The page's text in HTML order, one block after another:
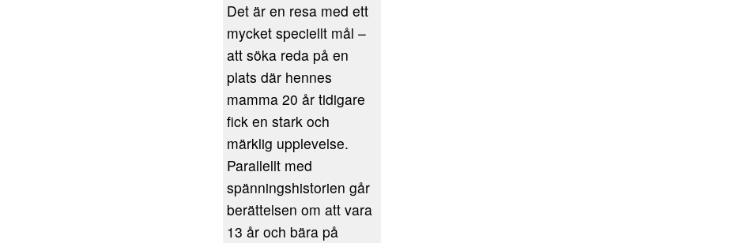
Det är en resa med ett
mycket speciellt mål –
att söka reda på en
plats där hennes
mamma 20 år tidigare
fick en stark och
märklig upplevelse.
Parallellt med
spänningshistorien går
berättelsen om att vara
13 år och bära på